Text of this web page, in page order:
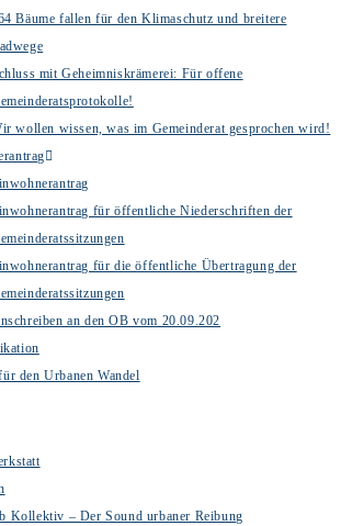
Bäume fallen für den Klimaschutz und breitere
mit Geheimniskrämerei: Für offene
wollen wissen, was im Gemeinderat gesprochen wird!
für öffentliche Niederschriften der
für die öffentliche Übertragung der
an den OB vom 20.09.202
den Urbanen Wandel
Kollektiv – Der Sound urbaner Reibung